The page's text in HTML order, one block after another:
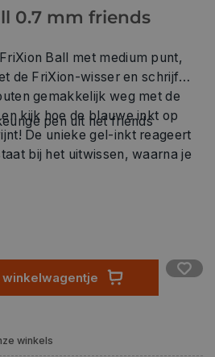
0.7 mm friends
Ball met medium punt,
weg met de
kijk hoe de blauwe inkt op
waarna je
pen over je fout heen kunt
pen uit het friends
winkelwagentje
winkels